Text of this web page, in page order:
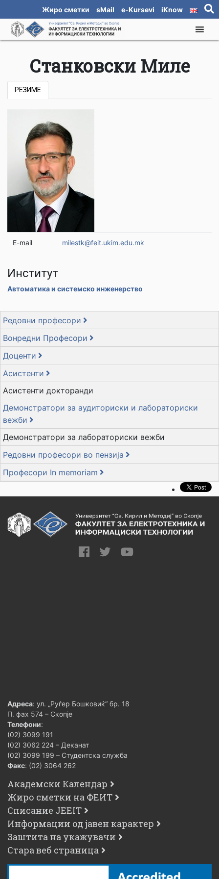
Жиро сметки sMail e-Kursevi iKnow
Станковски Миле
РЕЗИМЕ
E-mail milestk@feit.ukim.edu.mk
Институт
Автоматика и системско инженерство
Редовни професори
Вонредни Професори
Доценти
Асистенти
Асистенти докторанди
Демонстратори за аудиториски и лабораториски
вежби
Демонстратори за лабораториски вежби
Редовни професори во пензија
Професори In memoriam
Адреса: ул. „Руѓер Бошковиќ“ бр. 18
П. фах 574 – Скопје
Телефони:
(02) 3099 191
(02) 3062 224 – Деканат
(02) 3099 199 – Студентска служба
Факс: (02) 3064 262
Академски Календар
Жиро сметки на ФЕИТ
Списание JEEIT
Информации од јавен карактер
Заштита на укажувачи
Стара веб страница